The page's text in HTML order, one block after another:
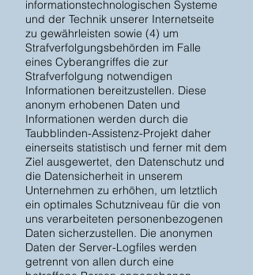
informationstechnologischen Systeme
und der Technik unserer Internetseite
zu gewährleisten sowie (4) um
Strafverfolgungsbehörden im Falle
eines Cyberangriffes die zur
Strafverfolgung notwendigen
Informationen bereitzustellen. Diese
anonym erhobenen Daten und
Informationen werden durch die
Taubblinden-Assistenz-Projekt daher
einerseits statistisch und ferner mit dem
Ziel ausgewertet, den Datenschutz und
die Datensicherheit in unserem
Unternehmen zu erhöhen, um letztlich
ein optimales Schutzniveau für die von
uns verarbeiteten personenbezogenen
Daten sicherzustellen. Die anonymen
Daten der Server-Logfiles werden
getrennt von allen durch eine